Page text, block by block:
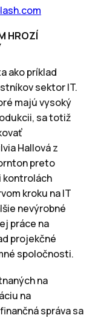
HROZÍ
ako príklad
sektor IT.
majú vysoký
sa totiž
Hallová z
preto
kontrolách
kroku na IT
nevýrobné
práce na
projekčné
spoločnosti.
na
na
správa sa